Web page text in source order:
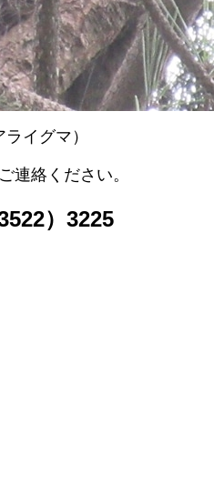
イグマ）
連絡ください。
）3225